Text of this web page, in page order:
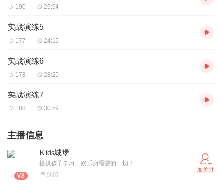
190 25:54
实战演练5
177 24:15
实战演练6
178 28:20
实战演练7
188 30:59
主播信息
Kids城堡
提供孩子学习、娱乐所需要的一切！
9695
加关注